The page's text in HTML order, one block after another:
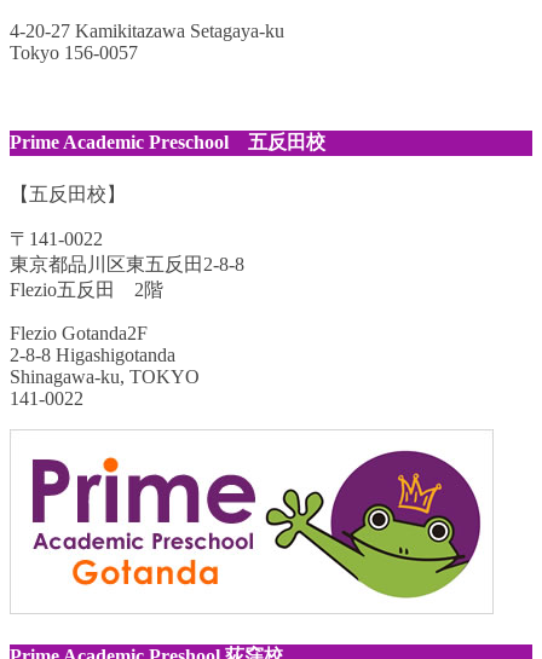
4-20-27 Kamikitazawa Setagaya-ku
Tokyo 156-0057
Prime Academic Preschool 五反田校
【五反田校】
〒141-0022
東京都品川区東五反田2-8-8
Flezio五反田 2階
Flezio Gotanda2F
2-8-8 Higashigotanda
Shinagawa-ku, TOKYO
141-0022